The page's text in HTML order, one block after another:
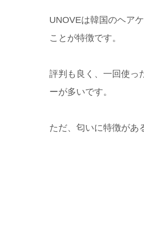
UNOVEは韓国のヘア
ことが特徴です。
評判も良く、一回使っ
ーが多いです。
ただ、匂いに特徴があ